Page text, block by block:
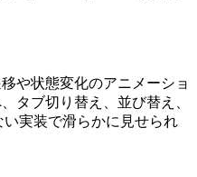
や状態変化のアニメーショ
タブ切り替え、並び替え、
い実装で滑らかに見せられ